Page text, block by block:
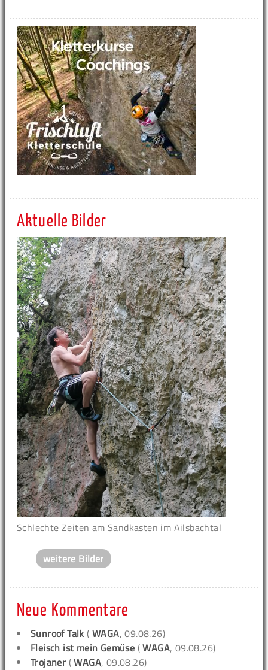
Aktuelle Bilder
Schlechte Zeiten am Sandkasten im Ailsbachtal
weitere Bilder
Neue Kommentare
Sunroof Talk (WAGA, 09.08.26)
Fleisch ist mein Gemüse (WAGA, 09.08.26)
Trojaner (WAGA, 09.08.26)